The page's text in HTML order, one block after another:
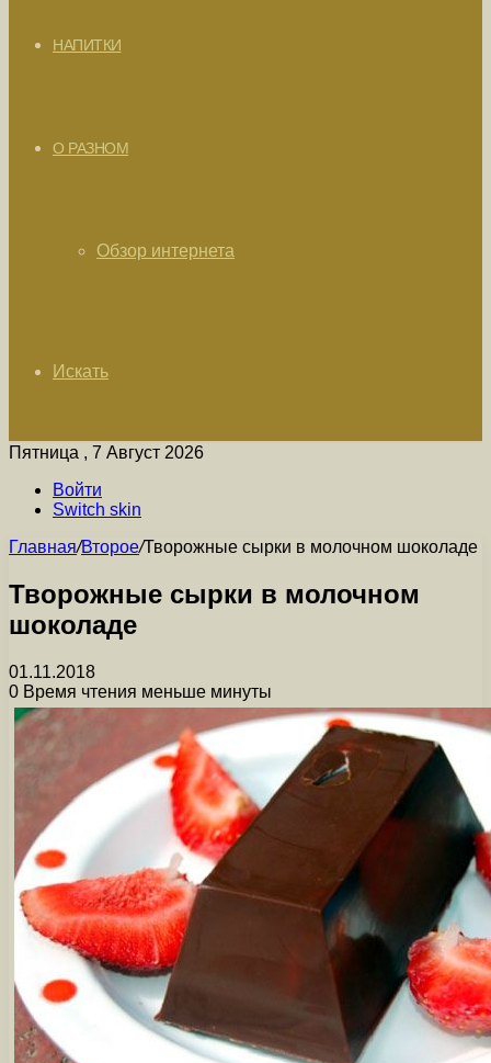
НАПИТКИ
О РАЗНОМ
Обзор интернета
Искать
Пятница , 7 Август 2026
Войти
Switch skin
Главная/Второе/Творожные сырки в молочном шоколаде
Творожные сырки в молочном
шоколаде
01.11.2018
0 Время чтения меньше минуты